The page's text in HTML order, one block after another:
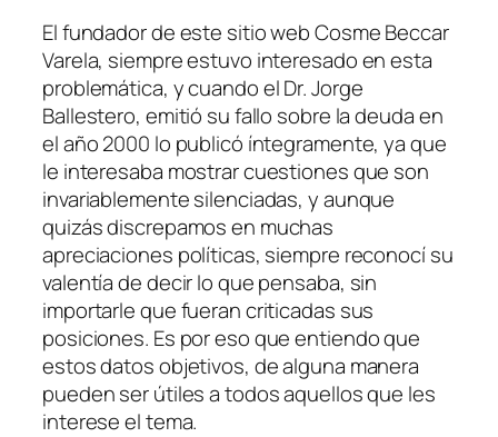
El fundador de este sitio web Cosme Beccar
Varela, siempre estuvo interesado en esta
problemática, y cuando el Dr. Jorge
Ballestero, emitió su fallo sobre la deuda en
el año 2000 lo publicó íntegramente, ya que
le interesaba mostrar cuestiones que son
invariablemente silenciadas, y aunque
quizás discrepamos en muchas
apreciaciones políticas, siempre reconocí su
valentía de decir lo que pensaba, sin
importarle que fueran criticadas sus
posiciones. Es por eso que entiendo que
estos datos objetivos, de alguna manera
pueden ser útiles a todos aquellos que les
interese el tema.